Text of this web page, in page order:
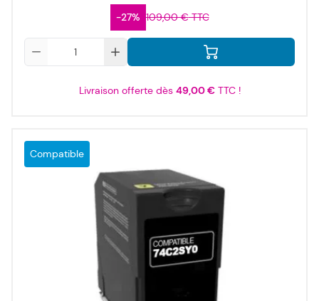
-27% 109,00 €
Livraison offerte dès 49,00 €TTC !
Compatible